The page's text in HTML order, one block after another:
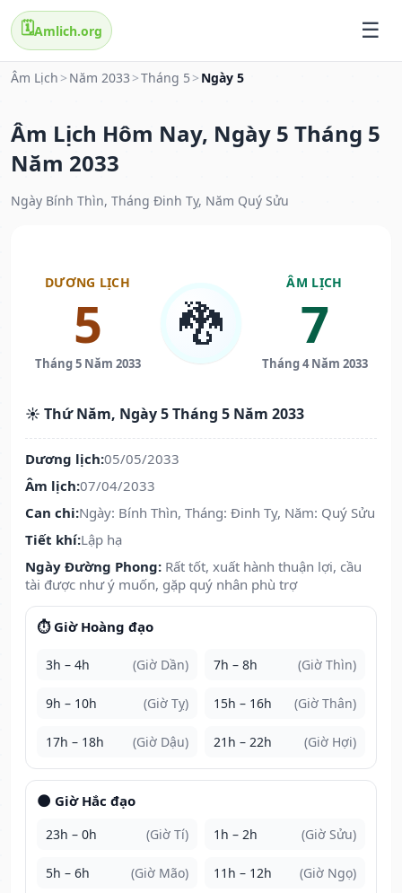
🗓️Amlich.org
Âm Lịch > Năm 2033 >Tháng 5 > Ngày 5
Âm Lịch Hôm Nay, Ngày 5 Tháng 5
Năm 2033
Ngày Bính Thìn, Tháng Đinh Tỵ, Năm Quý Sửu
DƯƠNG LỊCH
5
Tháng 5 Năm 2033
🐉
ÂM LỊCH
7
Tháng 4 Năm 2033
☀️ Thứ Năm, Ngày 5 Tháng 5 Năm 2033
Dương lịch:05/05/2033
Âm lịch:07/04/2033
Can chi:Ngày: Bính Thìn, Tháng: Đinh Tỵ, Năm: Quý Sửu
Tiết khí:Lập hạ
Ngày Đường Phong: Rất tốt, xuất hành thuận lợi, cầu
tài được như ý muốn, gặp quý nhân phù trợ
⏱️ Giờ Hoàng đạo
3h – 4h (Giờ Dần) 7h – 8h (Giờ Thìn)
9h – 10h (Giờ Tỵ) 15h – 16h (Giờ Thân)
17h – 18h (Giờ Dậu) 21h – 22h (Giờ Hợi)
🌑 Giờ Hắc đạo
23h – 0h (Giờ Tí) 1h – 2h (Giờ Sửu)
5h – 6h (Giờ Mão) 11h – 12h (Giờ Ngọ)